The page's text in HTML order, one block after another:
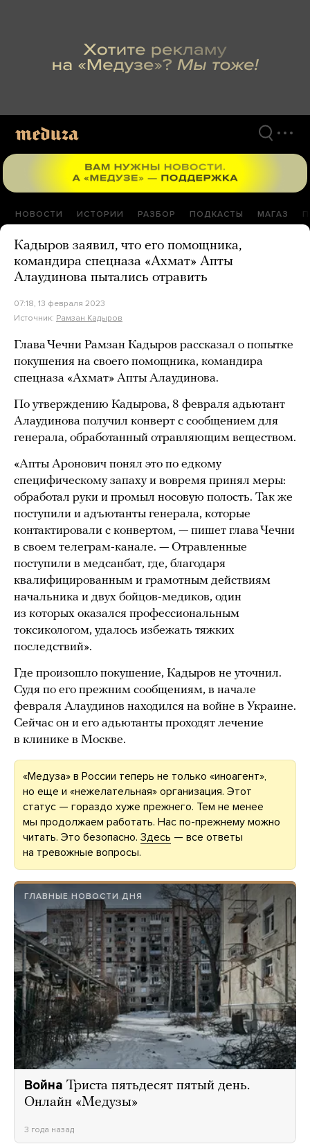
НОВОСТИ ИСТОРИИ РАЗБОР ПОДКАСТЫ МАГАЗ
Кадыров заявил, что его помощника,
командира спецназа «Ахмат» Апты
Алаудинова пытались отравить
07:18, 13 февраля 2023
Источник: Рамзан Кадыров
Глава Чечни Рамзан Кадыров рассказал о попытке
покушения на своего помощника, командира
спецназа «Ахмат» Апты Алаудинова.
По утверждению Кадырова, 8 февраля адьютант
Алаудинова получил конверт с сообщением для
генерала, обработанный отравляющим веществом.
«Апты Аронович понял это по едкому
специфическому запаху и вовремя принял меры:
обработал руки и промыл носовую полость. Так же
поступили и адъютанты генерала, которые
контактировали с конвертом, — пишет глава Чечни
в своем телеграм-канале. — Отравленные
поступили в медсанбат, где, благодаря
квалифицированным и грамотным действиям
начальника и двух бойцов-медиков, один
из которых оказался профессиональным
токсикологом, удалось избежать тяжких
последствий».
Где произошло покушение, Кадыров не уточнил.
Судя по его прежним сообщениям, в начале
февраля Алаудинов находился на войне в Украине.
Сейчас он и его адьютанты проходят лечение
в клинике в Москве.
«Медуза» в России теперь не только «иноагент»,
но еще и «нежелательная» организация. Этот
статус — гораздо хуже прежнего. Тем не менее
мы продолжаем работать. Нас по-прежнему можно
читать. Это безопасно. Здесь — все ответы
на тревожные вопросы.
ГЛАВНЫЕ НОВОСТИ ДНЯ
Война Триста пятьдесят пятый день.
Онлайн «Медузы»
3 года назад